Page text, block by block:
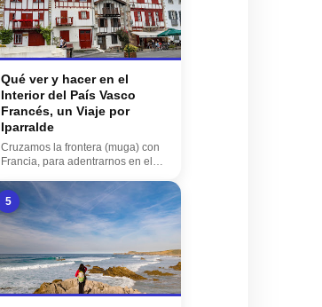
Qué ver y hacer en el
Interior del País Vasco
Francés, un Viaje por
Iparralde
Cruzamos la frontera (muga) con
Francia, para adentrarnos en el
5